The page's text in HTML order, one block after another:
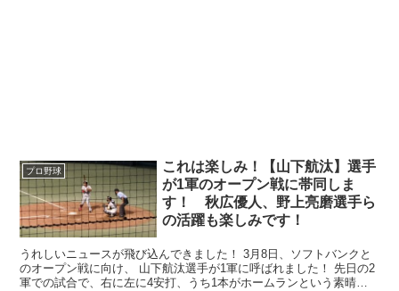
プロ野球
これは楽しみ！【山下航汰】選手
が1軍のオープン戦に帯同しま
す！ 秋広優人、野上亮磨選手ら
の活躍も楽しみです！
うれしいニュースが飛び込んできました！ 3月8日、ソフトバンクと
のオープン戦に向け、 山下航汰選手が1軍に呼ばれました！ 先日の2
軍での試合で、右に左に4安打、うち1本がホームランという素晴ら